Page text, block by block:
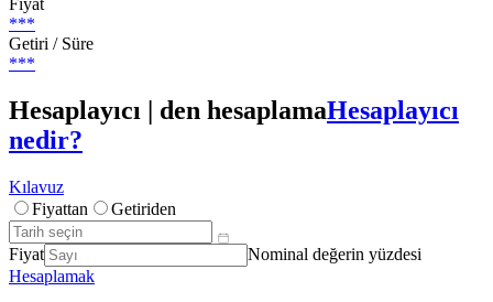
***
Getiri / Süre
***
Hesaplayıcı | den hesaplamaHesaplayıcı
nedir?
Kılavuz
Fiyattan
Getiriden
Fiyat
Nominal değerin yüzdesi
Hesaplamak